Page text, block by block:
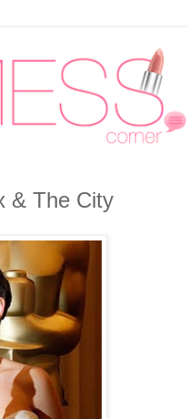
& The City